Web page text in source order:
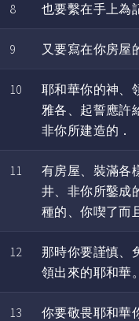
8 也要繫在手上為
9 又要寫在你房屋
10
耶和華你的神、
雅各、起誓應許
非你所建造的．
11
有房屋、裝滿各
井、非你所鑿成
種的、你喫了而
12
那時你要謹慎、
領出來的耶和華。
13 你要敬畏耶和華